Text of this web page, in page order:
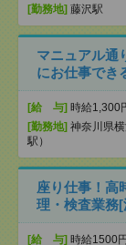
[勤務地] 藤沢駅
マニュアル通
にお仕事でき
[給 与] 時給1,300
[勤務地] 神奈川県
駅）
座り仕事！高
理・検査業務[
[給 与] 時給1500